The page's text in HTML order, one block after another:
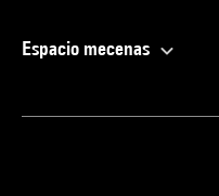
Espacio mecenas